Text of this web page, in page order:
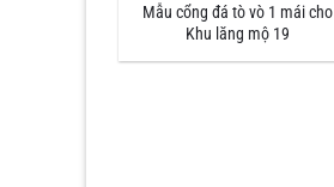
Mẫu cổng đá tò vò 1 mái cho
Khu lăng mộ 19